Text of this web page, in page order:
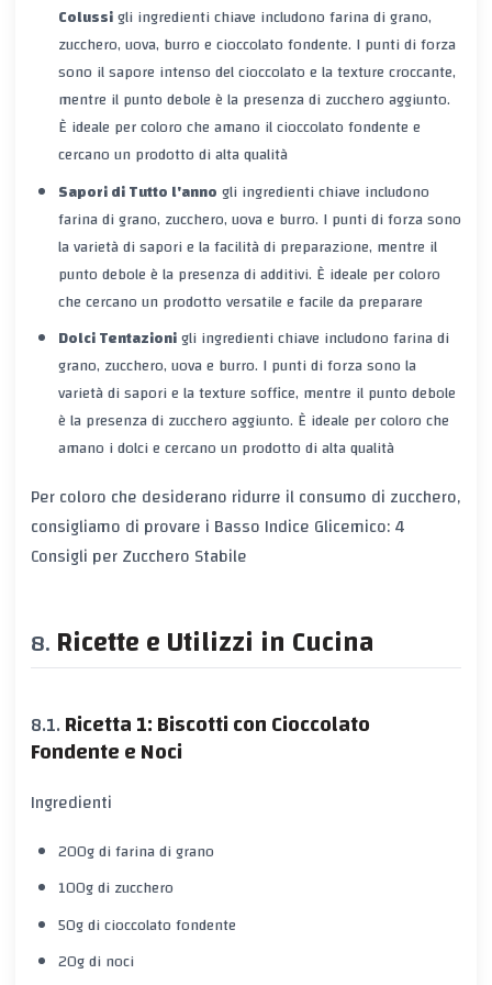
Colussigli ingredienti chiave includono farina di grano,
zucchero, uova, burro e cioccolato fondente. I punti di forza
sono il sapore intenso del cioccolato e la texture croccante,
mentre il punto debole è la presenza di zucchero aggiunto.
È ideale per coloro che amano il cioccolato fondente e
cercano un prodotto di alta qualità
Sapori di Tutto l'annogli ingredienti chiave includono
farina di grano, zucchero, uova e burro. I punti di forza sono
la varietà di sapori e la facilità di preparazione, mentre il
punto debole è la presenza di additivi. È ideale per coloro
che cercano un prodotto versatile e facile da preparare
Dolci Tentazionigli ingredienti chiave includono farina di
grano, zucchero, uova e burro. I punti di forza sono la
varietà di sapori e la texture soffice, mentre il punto debole
è la presenza di zucchero aggiunto. È ideale per coloro che
amano i dolci e cercano un prodotto di alta qualità
Per coloro che desiderano ridurre il consumo di zucchero,
consigliamo di provare i Basso Indice Glicemico: 4
Consigli per Zucchero Stabile
Ricette e Utilizzi in Cucina
Ricetta 1: Biscotti con Cioccolato
Fondente e Noci
Ingredienti
200g di farina di grano
100g di zucchero
50g di cioccolato fondente
20g di noci